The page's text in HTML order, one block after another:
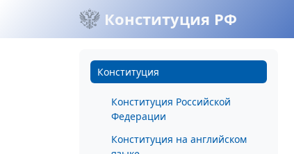
Конституция РФ
Конституция
Конституция Российской
Федерации
Конституция на английском